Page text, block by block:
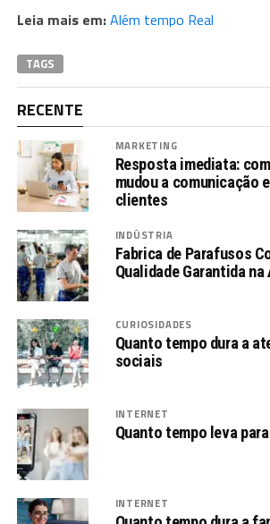
Leia mais em:Além tempo Real
TAGS
RECENTE
MARKETING
Resposta imediata:
mudou a comunicação
clientes
INDÚSTRIA
Fabrica de Parafusos
Qualidade Garantida
CURIOSIDADES
Quanto tempo dura a
sociais
INTERNET
Quanto tempo leva
INTERNET